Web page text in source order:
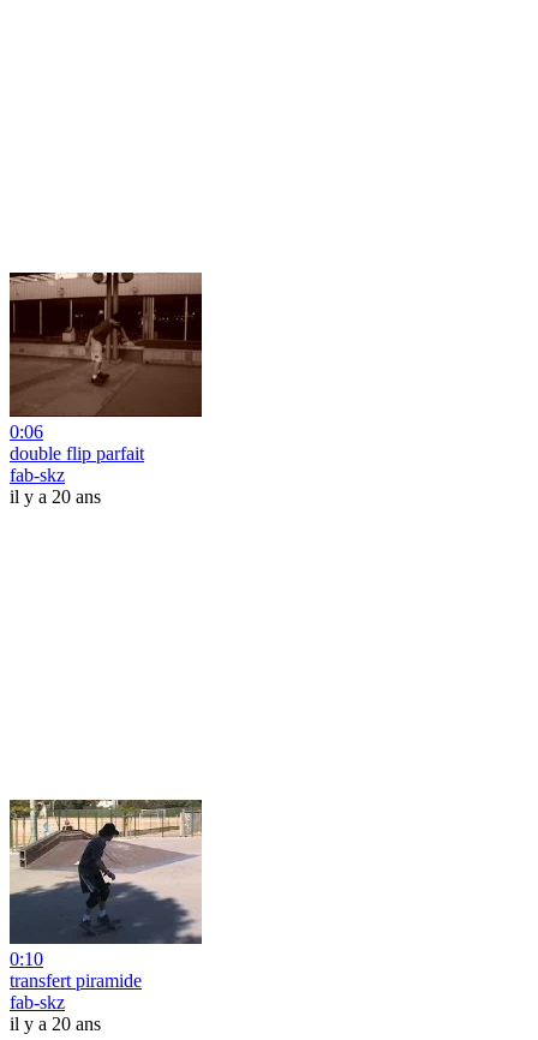
0:06
double flip parfait
fab-skz
il y a 20 ans
0:10
transfert piramide
fab-skz
il y a 20 ans